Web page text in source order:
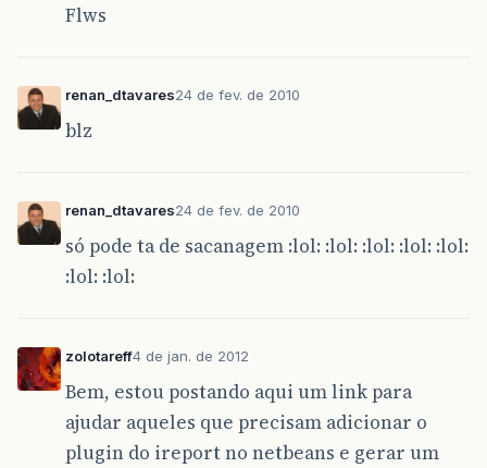
Flws
renan_dtavares24 de fev. de 2010
blz
renan_dtavares24 de fev. de 2010
só pode ta de sacanagem :lol: :lol: :lol: :lol: :lol:
:lol: :lol:
zolotareff4 de jan. de 2012
Bem, estou postando aqui um link para
ajudar aqueles que precisam adicionar o
plugin do ireport no netbeans e gerar um